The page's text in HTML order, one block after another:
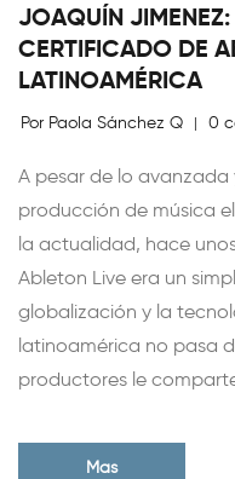
JOAQUÍN JIMENEZ:
CERTIFICADO DE
LATINOAMÉRICA
Por Paola Sánchez Q | 0
A pesar de lo
producción de música
la actualidad, hace
Ableton Live era un
globalización y la
latinoamérica no pasa
productores le
Mas